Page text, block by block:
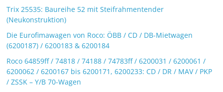
Trix 25535: Baureihe 52 mit Steifrahmentender
(Neukonstruktion)
Die Eurofimawagen von Roco: ÖBB / CD / DB-Mietwagen
(6200187) / 6200183 & 6200184
Roco 64859ff / 74818 / 74188 / 74783ff / 6200031 / 6200061 /
6200062 / 6200167 bis 6200171, 6200233: CD / DR / MAV / PKP
/ ZSSK – Y/B 70-Wagen